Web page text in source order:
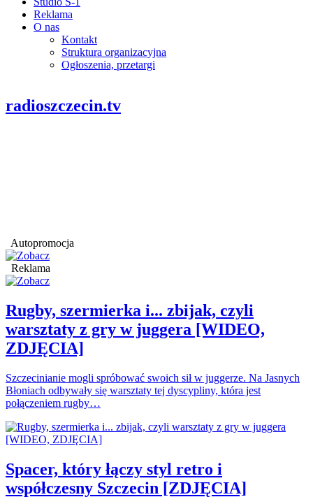
Reklama
O nas
Kontakt
Struktura organizacyjna
Ogłoszenia, przetargi
radioszczecin.tv
Autopromocja
Reklama
Rugby, szermierka i... zbijak, czyli
warsztaty z gry w juggera [WIDEO,
ZDJĘCIA]
Szczecinianie mogli spróbować swoich sił w juggerze. Na Jasnych
Błoniach odbywały się warsztaty tej dyscypliny, która jest
połączeniem rugby…
Spacer, który łączy styl retro i
współczesny Szczecin [ZDJĘCIA]